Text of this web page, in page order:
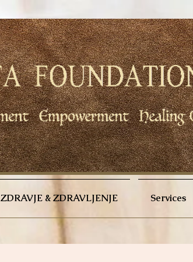
ZDRAVJE & ZDRAVLJENJE Services